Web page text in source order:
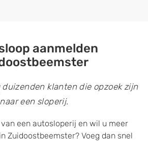
aanmelden
klanten die opzoek zijn
naar een sloperij.
een autosloperij en wil u meer
Zuidoostbeemster? Voeg dan snel